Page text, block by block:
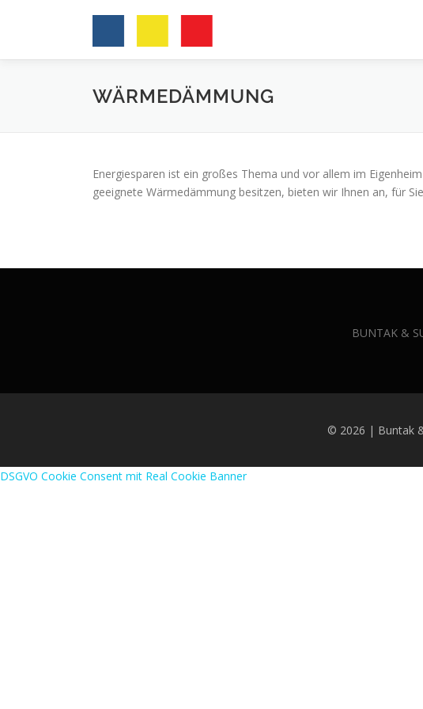
WÄRMEDÄMMUNG
Energiesparen ist ein großes Thema und vor allem im
geeignete Wärmedämmung besitzen, bieten wir Ihnen an, für
BUNTAK &
© 2026 | Buntak
DSGVO Cookie Consent mit Real Cookie Banner